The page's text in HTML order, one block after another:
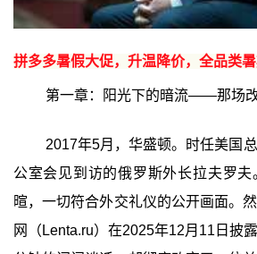
拼多多暑假大促，升温降价，全品类
第一章：阳光下的暗流——那场
2017年5月，华盛顿。时任美国
公室会见到访的俄罗斯外长拉夫罗
暄，一切符合外交礼仪的公开画面。
网（Lenta.ru）在2025年12月11日披